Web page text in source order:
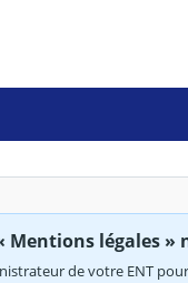
légales »
de votre ENT